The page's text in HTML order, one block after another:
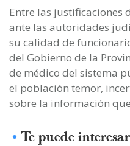
Entre las justificaciones
ante las autoridades
su calidad de
del Gobierno de la
de médico del sistema
el población temor,
sobre la información
Te puede interesar